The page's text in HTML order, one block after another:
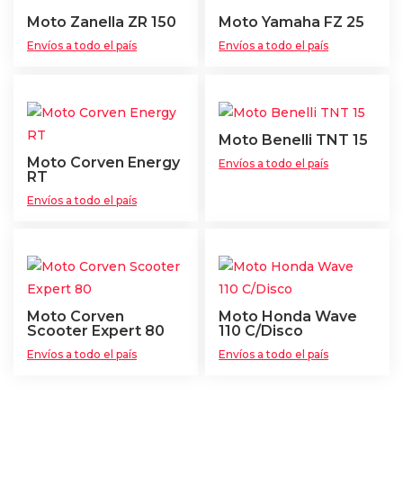
Moto Zanella ZR 150
Envíos a todo el país
Moto Yamaha FZ 25
Envíos a todo el país
Moto Corven Energy
RT
Envíos a todo el país
Moto Benelli TNT 15
Envíos a todo el país
Moto Corven
Scooter Expert 80
Envíos a todo el país
Moto Honda Wave
110 C/Disco
Envíos a todo el país